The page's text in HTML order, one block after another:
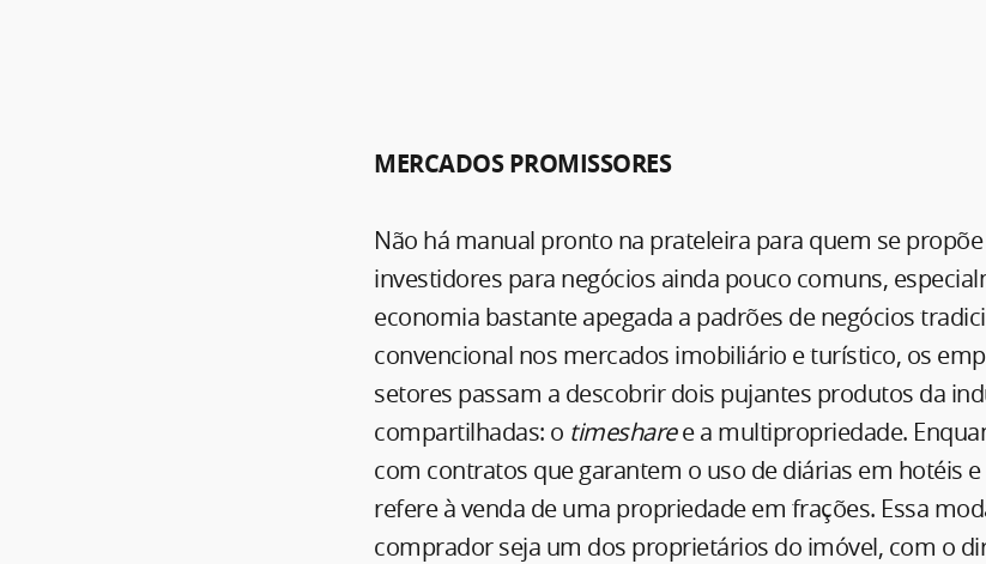
MERCADOS PROMISSORES
Não há manual pronto na prateleira para quem se
investidores para negócios ainda pouco comuns,
economia bastante apegada a padrões de negócios
convencional nos mercados imobiliário e turístico, os
setores passam a descobrir dois pujantes produtos da
compartilhadas: o timesharee a multipropriedade.
com contratos que garantem o uso de diárias em hotéis e
refere à venda de uma propriedade em frações. Essa
comprador seja um dos proprietários do imóvel, com o